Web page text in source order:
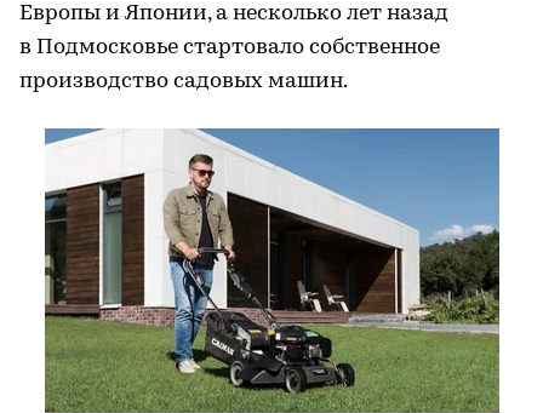
Европы и Японии, а несколько лет назад
в Подмосковье стартовало собственное
производство садовых машин.